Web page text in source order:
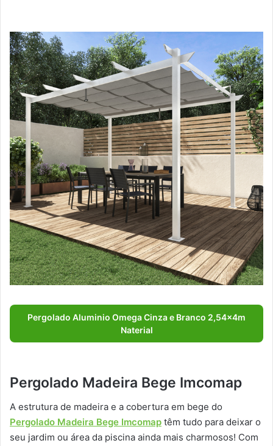
Pergolado Aluminio Omega Cinza e Branco 2,54x4m
Naterial
Pergolado Madeira Bege Imcomap
A estrutura de madeira e a cobertura em bege do
Pergolado Madeira Bege Imcomap têm tudo para deixar o
seu jardim ou área da piscina ainda mais charmosos! Com